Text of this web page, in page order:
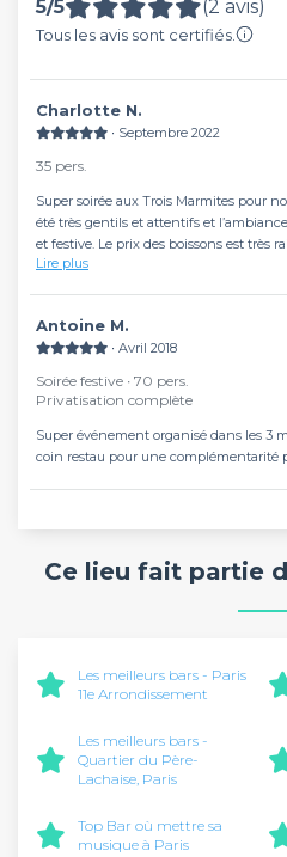
5/5 (2 avis)
Tous les avis sont certifiés.
Charlotte N.
∙ Septembre 2022
35 pers.
Super soirée aux Trois Marmites pour
été très gentils et attentifs et
et festive. Le prix des boissons est très
(planches, sticks de mozza, frites,
Lire plus
Antoine M.
∙ Avril 2018
Soirée festive ∙ 70 pers.
Privatisation complète
Super événement organisé dans les 3
coin restau pour une complémentarité
Ce lieu fait partie
Les meilleurs bars - Paris
11e Arrondissement
Les meilleurs bars -
Quartier du Père-
Lachaise, Paris
Top Bar où mettre sa
musique à Paris